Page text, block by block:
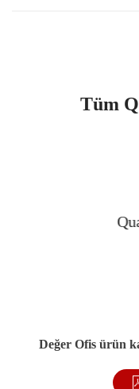
Tüm
Değer Ofis ürün